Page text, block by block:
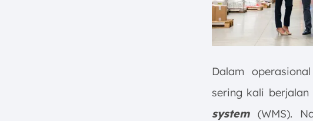
Dalam operasional
sering kali berjalan
system(WMS).